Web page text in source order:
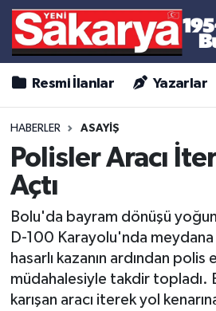
Resmi İlanlar Yazarlar
HABERLER ASAYİŞ
Polisler Aracı
Açtı
Bolu'da bayram dönüşü
D-100 Karayolu'nda
hasarlı kazanın ardından polis
müdahalesiyle takdir topladı.
karışan aracı iterek yol